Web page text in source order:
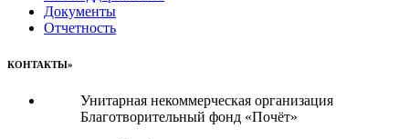
Документы
Отчетность
КОНТАКТЫ»
Унитарная некоммерческая организация
Благотворительный фонд «Почёт»